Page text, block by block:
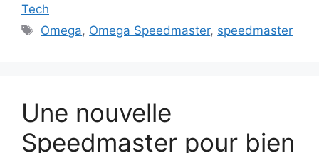
Tech
Étiquettes
Omega, Omega Speedmaster, speedmaster
Une nouvelle
Speedmaster pour bien